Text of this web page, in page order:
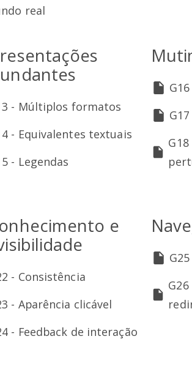
real
- Múltiplos formatos
- Equivalentes textuais
- Legendas
e
- Consistência
- Aparência clicável
- Feedback de interação